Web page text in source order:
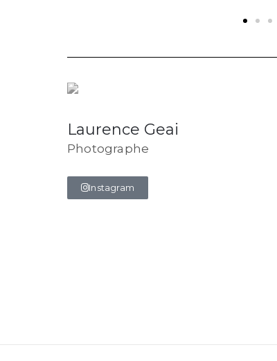
Laurence Geai
Photographe
Instagram